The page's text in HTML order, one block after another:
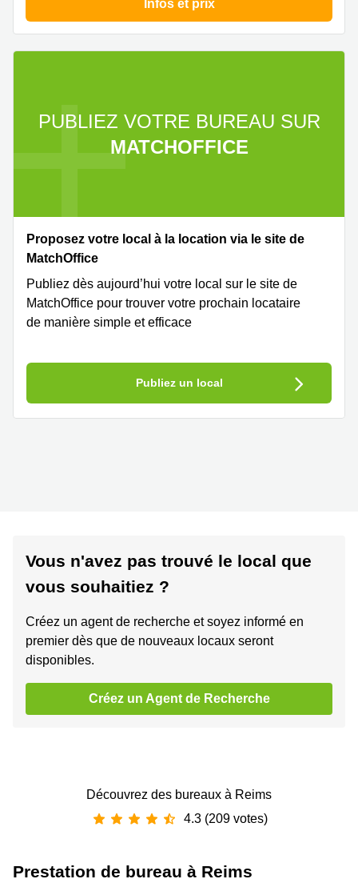
Infos et prix
PUBLIEZ VOTRE BUREAU SUR
MATCHOFFICE
Proposez votre local à la location via le site de
MatchOffice
Publiez dès aujourd’hui votre local sur le site de
MatchOffice pour trouver votre prochain locataire
de manière simple et efficace
Publiez un local
Vous n'avez pas trouvé le local que
vous souhaitiez ?
Créez un agent de recherche et soyez informé en
premier dès que de nouveaux locaux seront
disponibles.
Créez un Agent de Recherche
Découvrez des bureaux à Reims
4.3 (209 votes)
Prestation de bureau à Reims